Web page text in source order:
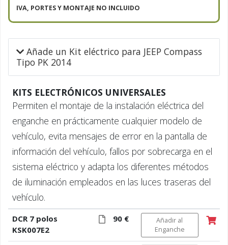
IVA, PORTES Y MONTAJE NO INCLUIDO
Añade un Kit eléctrico para JEEP Compass
Tipo PK 2014
KITS ELECTRÓNICOS UNIVERSALES
Permiten el montaje de la instalación eléctrica del
enganche en prácticamente cualquier modelo de
vehículo, evita mensajes de error en la pantalla de
información del vehículo, fallos por sobrecarga en el
sistema eléctrico y adapta los diferentes métodos
de iluminación empleados en las luces traseras del
vehículo.
DCR 7 polos
KSK007E2
90 €
Añadir al
Enganche